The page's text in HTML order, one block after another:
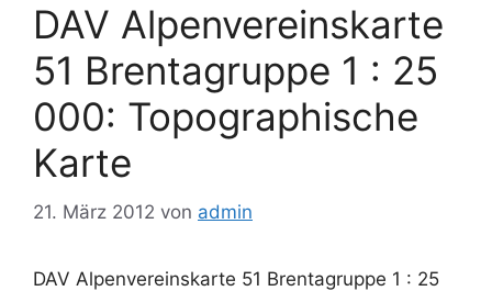
DAV Alpenvereinskarte
51 Brentagruppe 1 : 25
000: Topographische
Karte
21. März 2012 von admin
DAV Alpenvereinskarte 51 Brentagruppe 1 : 25